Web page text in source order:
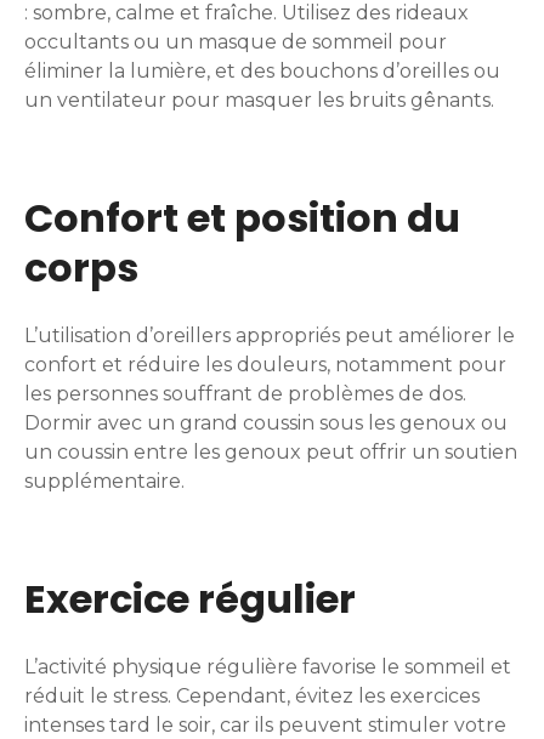
: sombre, calme et fraîche. Utilisez des rideaux
occultants ou un masque de sommeil pour
éliminer la lumière, et des bouchons d’oreilles ou
un ventilateur pour masquer les bruits gênants.
Confort et position du
corps
L’utilisation d’oreillers appropriés peut améliorer le
confort et réduire les douleurs, notamment pour
les personnes souffrant de problèmes de dos.
Dormir avec un grand coussin sous les genoux ou
un coussin entre les genoux peut offrir un soutien
supplémentaire.
Exercice régulier
L’activité physique régulière favorise le sommeil et
réduit le stress. Cependant, évitez les exercices
intenses tard le soir, car ils peuvent stimuler votre